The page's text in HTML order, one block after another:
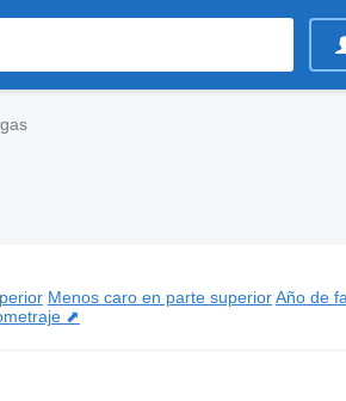
de gas
Menos caro en parte superior Año de
⬈